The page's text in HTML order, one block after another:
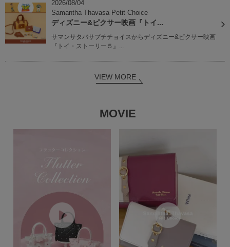
2026/08/04
Samantha Thavasa Petit Choice
ディズニー&ピクサー映画『トイ...
サマンサタバサプチチョイスからディズニー&ピクサー映画
『トイ・ストーリー５』...
VIEW MORE
MOVIE